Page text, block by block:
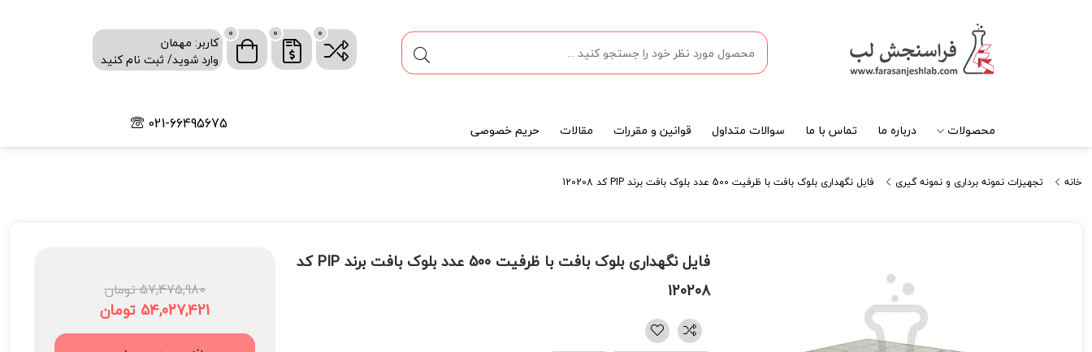
کاربر: مهمان
وارد شوید/ ثبت نام کنید
0 0 0
محصولات درباره ما تماس با ما سوالات متداول قوانین و مقررات مقالات حریم خصوصی 021-66495675
خانه تجهیزات نمونه برداری و نمونه گیری فایل نگهداری بلوک بافت با ظرفیت 500 عدد بلوک بافت برند PIP کد 120208
فایل نگهداری بلوک بافت با ظرفیت 500 عدد بلوک بافت برند PIP کد
120208
57,475,980 تومان
54,027,421 تومان